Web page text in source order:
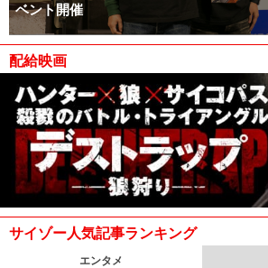
ベント開催
配給映画
サイゾー人気記事ランキング
エンタメ